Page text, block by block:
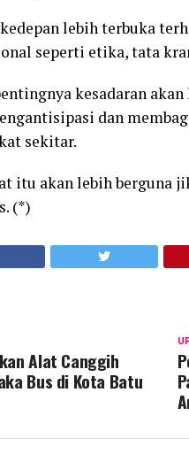
lebih terbuka
seperti etika, tata
kesadaran
dan
sekitar.
itu akan lebih berguna
(*)
Alat Canggih
Bus di Kota Batu